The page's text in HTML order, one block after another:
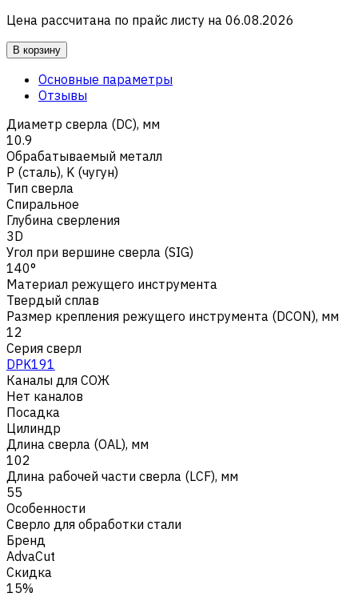
Цена рассчитана по прайс листу на 06.08.2026
В корзину
Основные параметры
Отзывы
Диаметр сверла (DC), мм
10.9
Обрабатываемый металл
Р (сталь), K (чугун)
Тип сверла
Спиральное
Глубина сверления
3D
Угол при вершине сверла (SIG)
140°
Материал режущего инструмента
Твердый сплав
Размер крепления режущего инструмента (DCON), мм
12
Серия сверл
DPK191
Каналы для СОЖ
Нет каналов
Посадка
Цилиндр
Длина сверла (OAL), мм
102
Длина рабочей части сверла (LCF), мм
55
Особенности
Сверло для обработки стали
Бренд
AdvaCut
Скидка
15%